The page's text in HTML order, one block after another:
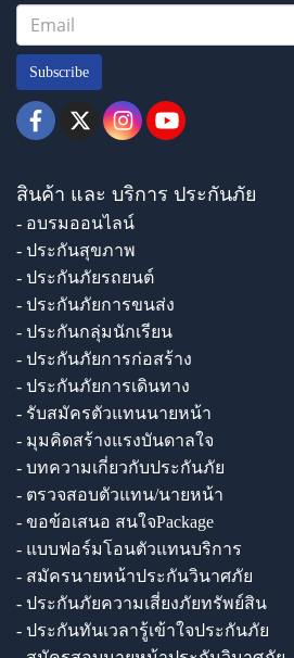
Subscribe
สินค้า และ บริการ ประกันภัย
- อบรมออนไลน์
- ประกันสุขภาพ
- ประกันภัยรถยนต์
- ประกันภัยการขนส่ง
- ประกันกลุ่มนักเรียน
- ประกันภัยการก่อสร้าง
- ประกันภัยการเดินทาง
- รับสมัครตัวแทนนายหน้า
- มุมคิดสร้างแรงบันดาลใจ
- บทความเกี่ยวกับประกันภัย
- ตรวจสอบตัวแทน/นายหน้า
- ขอข้อเสนอ สนใจPackage
- แบบฟอร์มโอนตัวแทนบริการ
- สมัครนายหน้าประกันวินาศภัย
- ประกันภัยความเสี่ยงภัยทรัพย์สิน
- ประกันทันเวลารู้เข้าใจประกันภัย